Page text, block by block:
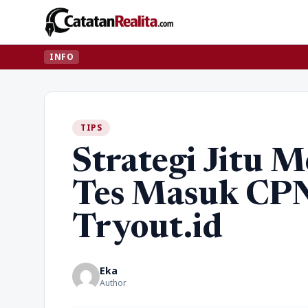
INFO
TIPS
Strategi Jitu
Tes Masuk
Tryout.id
Eka
Author